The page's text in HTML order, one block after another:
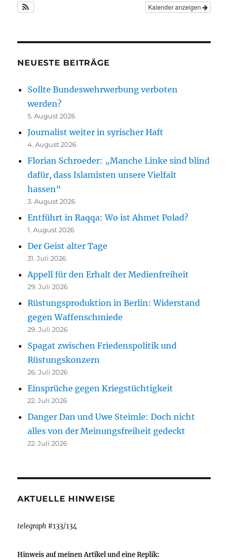
Kalender anzeigen
NEUESTE BEITRÄGE
Sollte Bundeswehrwerbung verboten
werden?
5. August 2026
Journalist weiter in syrischer Haft
4. August 2026
Florian Schroeder: „Manche Linke sind blind
dafür, dass Islamisten unsere Vielfalt
hassen“
3. August 2026
Entführt in Raqqa: Wo ist Ahmet Polad?
1. August 2026
Der Geist alter Tage
31. Juli 2026
Appell für den Erhalt der Medienfreiheit
29. Juli 2026
Rüstungsproduktion in Berlin: Widerstand
gegen Waffenschmiede
29. Juli 2026
Spagat zwischen Friedenspolitik und
Rüstungskonzern
26. Juli 2026
Einsprüche gegen Kriegstüchtigkeit
22. Juli 2026
Danger Dan und Uwe Steimle: Doch nicht
alles von der Meinungsfreiheit gedeckt
22. Juli 2026
AKTUELLE HINWEISE
telegraph #133/134
Hinweis auf meinen Artikel und eine Replik: